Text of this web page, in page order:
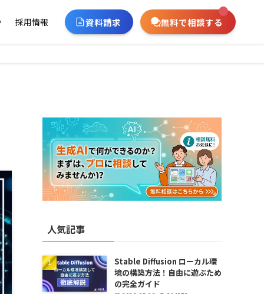
採用情報 資料請求 無料で相談する
人気記事
Stable Diffusion ローカル環
境の構築方法！自由に遊ぶため
の完全ガイド